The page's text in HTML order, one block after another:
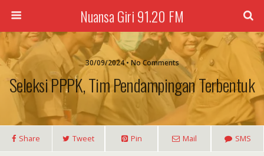
Nuansa Giri 91.20 FM
30/09/2024 • No Comments
Seleksi PPPK, Tim Pendampingan Terbentuk
Share Tweet Pin Mail SMS